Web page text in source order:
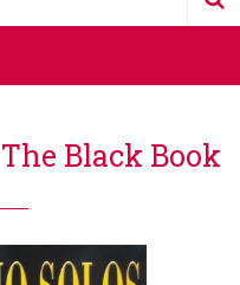
Black Book